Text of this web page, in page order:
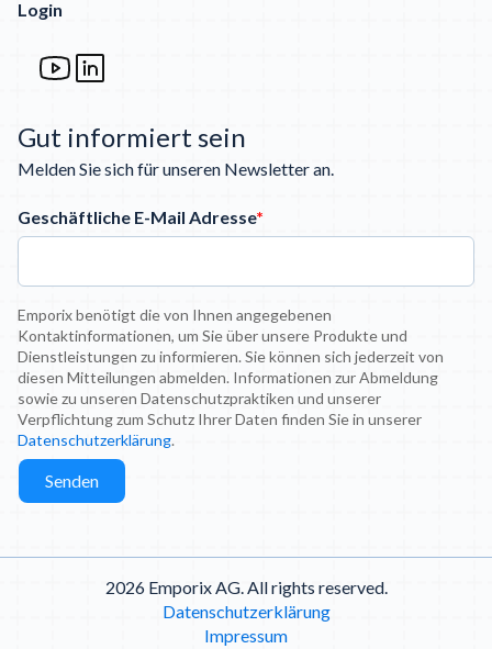
Login
Gut informiert sein
Melden Sie sich für unseren Newsletter an.
Geschäftliche E-Mail Adresse*
Emporix benötigt die von Ihnen angegebenen
Kontaktinformationen, um Sie über unsere Produkte und
Dienstleistungen zu informieren. Sie können sich jederzeit von
diesen Mitteilungen abmelden. Informationen zur Abmeldung
sowie zu unseren Datenschutzpraktiken und unserer
Verpflichtung zum Schutz Ihrer Daten finden Sie in unserer
Datenschutzerklärung.
2026 Emporix AG. All rights reserved.
Datenschutzerklärung
Impressum